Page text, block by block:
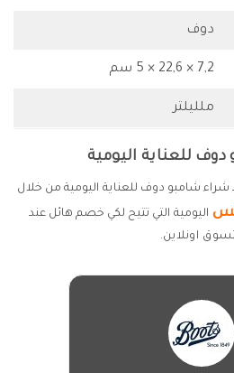
دوف
7,2 × 22,6 × 5 سم
ملليلتر
للعناية اليومية
شامبو دوف للعناية اليومية من خلال
اليومية التي تتيح لكي خصم هائل عند
اونلاين.